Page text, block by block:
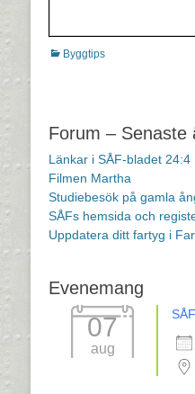
Kategorier
Byggtips
Forum – Senaste
Länkar i SÅF-bladet 24:4
Filmen Martha
Studiebesök på gamla
SÅFs hemsida och
Uppdatera ditt fartyg i
Evenemang
07
aug